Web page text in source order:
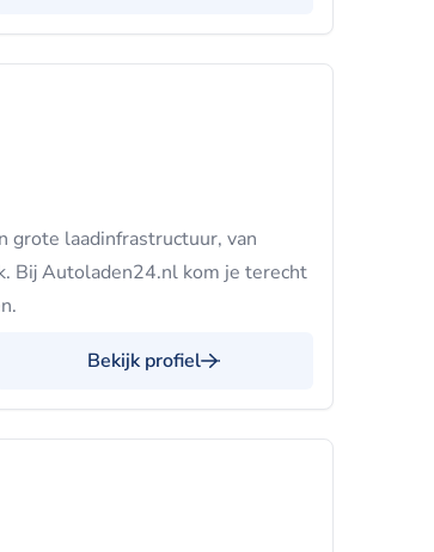
grote laadinfrastructuur, van
Bij Autoladen24.nl kom je terecht
Bekijk profiel